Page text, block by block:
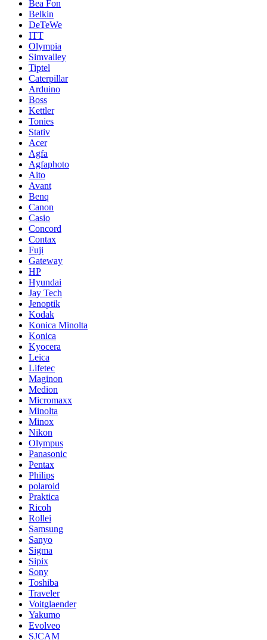
Bea Fon
Belkin
DeTeWe
ITT
Olympia
Simvalley
Tiptel
Caterpillar
Arduino
Boss
Kettler
Tonies
Stativ
Acer
Agfa
Agfaphoto
Aito
Avant
Benq
Canon
Casio
Concord
Contax
Fuji
Gateway
HP
Hyundai
Jay Tech
Jenoptik
Kodak
Konica Minolta
Konica
Kyocera
Leica
Lifetec
Maginon
Medion
Micromaxx
Minolta
Minox
Nikon
Olympus
Panasonic
Pentax
Philips
polaroid
Praktica
Ricoh
Rollei
Samsung
Sanyo
Sigma
Sipix
Sony
Toshiba
Traveler
Voitglaender
Yakumo
Evolveo
SJCAM